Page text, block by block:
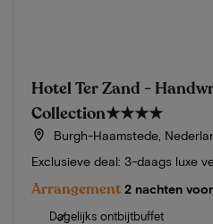
Hotel Ter Zand -
Collection★★★★
Burgh-Haamstede,
Exclusieve deal: 3-daags luxe
Arrangement 2 nachten
Dagelijks ontbijtbuffet